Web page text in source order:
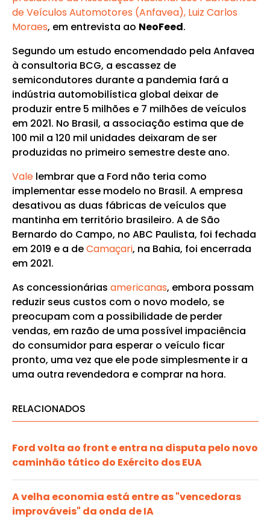
de Veículos Automotores (Anfavea), Luiz Carlos
Moraes, em entrevista ao NeoFeed.
Segundo um estudo encomendado pela Anfavea
à consultoria BCG, a escassez de
semicondutores durante a pandemia fará a
indústria automobilística global deixar de
produzir entre 5 milhões e 7 milhões de veículos
em 2021. No Brasil, a associação estima que de
100 mil a 120 mil unidades deixaram de ser
produzidas no primeiro semestre deste ano.
Valelembrar que a Ford não teria como
implementar esse modelo no Brasil. A empresa
desativou as duas fábricas de veículos que
mantinha em território brasileiro. A de São
Bernardo do Campo, no ABC Paulista, foi fechada
em 2019 e a deCamaçari, na Bahia, foi encerrada
em 2021.
As concessionárias americanas, embora possam
reduzir seus custos com o novo modelo, se
preocupam com a possibilidade de perder
vendas, em razão de uma possível impaciência
do consumidor para esperar o veículo ficar
pronto, uma vez que ele pode simplesmente ir a
uma outra revendedora e comprar na hora.
RELACIONADOS
Ford volta ao front e entra na disputa pelo novo
caminhão tático do Exército dos EUA
A velha economia está entre as "vencedoras
improváveis" da onda de IA